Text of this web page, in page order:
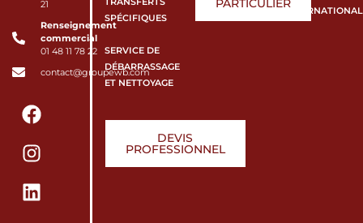
21
Renseignement
commercial
01 48 11 78 22
contact@groupewb.com
SPÉCIFIQUES
SERVICE DE
DÉBARRASSAGE
ET NETTOYAGE
DEVIS
PROFESSIONNEL
PARTICULIERINTERNATIONAL